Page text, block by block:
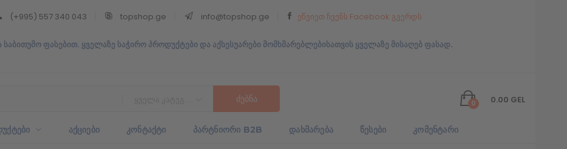
(+995) 557 340 043 topshop.ge info@topshop.ge ეწვიეთ ჩვენს Facebook გვერდს
საბითუმო ფასებით. ყველაზე საჭირო პროდუქტები და აქსესუარები მომხმარებლებისათვის ყველაზე მისაღებ ფასად.
0 0.00 GEL
ᲐᲥᲪᲘᲔᲑᲘ ᲙᲝᲜᲢᲐᲥᲢᲘ ᲞᲐᲠᲢᲜᲘᲝᲠᲘ B2B ᲓᲐᲮᲛᲐᲠᲔᲑᲐ ᲬᲔᲡᲔᲑᲘ ᲙᲝᲛᲔᲜᲢᲐᲠᲘ